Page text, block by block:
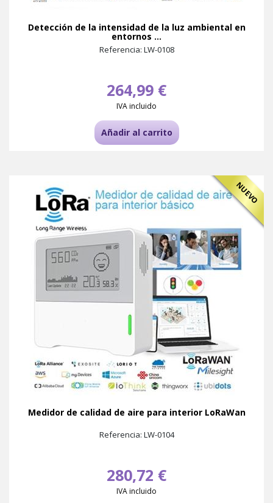
Detección de la intensidad de la luz ambiental en
entornos ...
Referencia: LW-0108
264,99 €
IVA incluido
Añadir al carrito
NUEVO
Medidor de calidad de aire para interior LoRaWan
Referencia: LW-0104
280,72 €
IVA incluido